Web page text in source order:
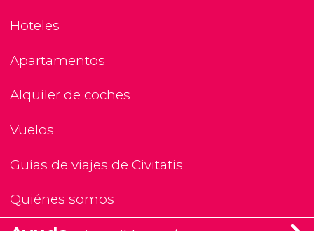
Hoteles
Apartamentos
Alquiler de coches
Vuelos
Guías de viajes de Civitatis
Quiénes somos